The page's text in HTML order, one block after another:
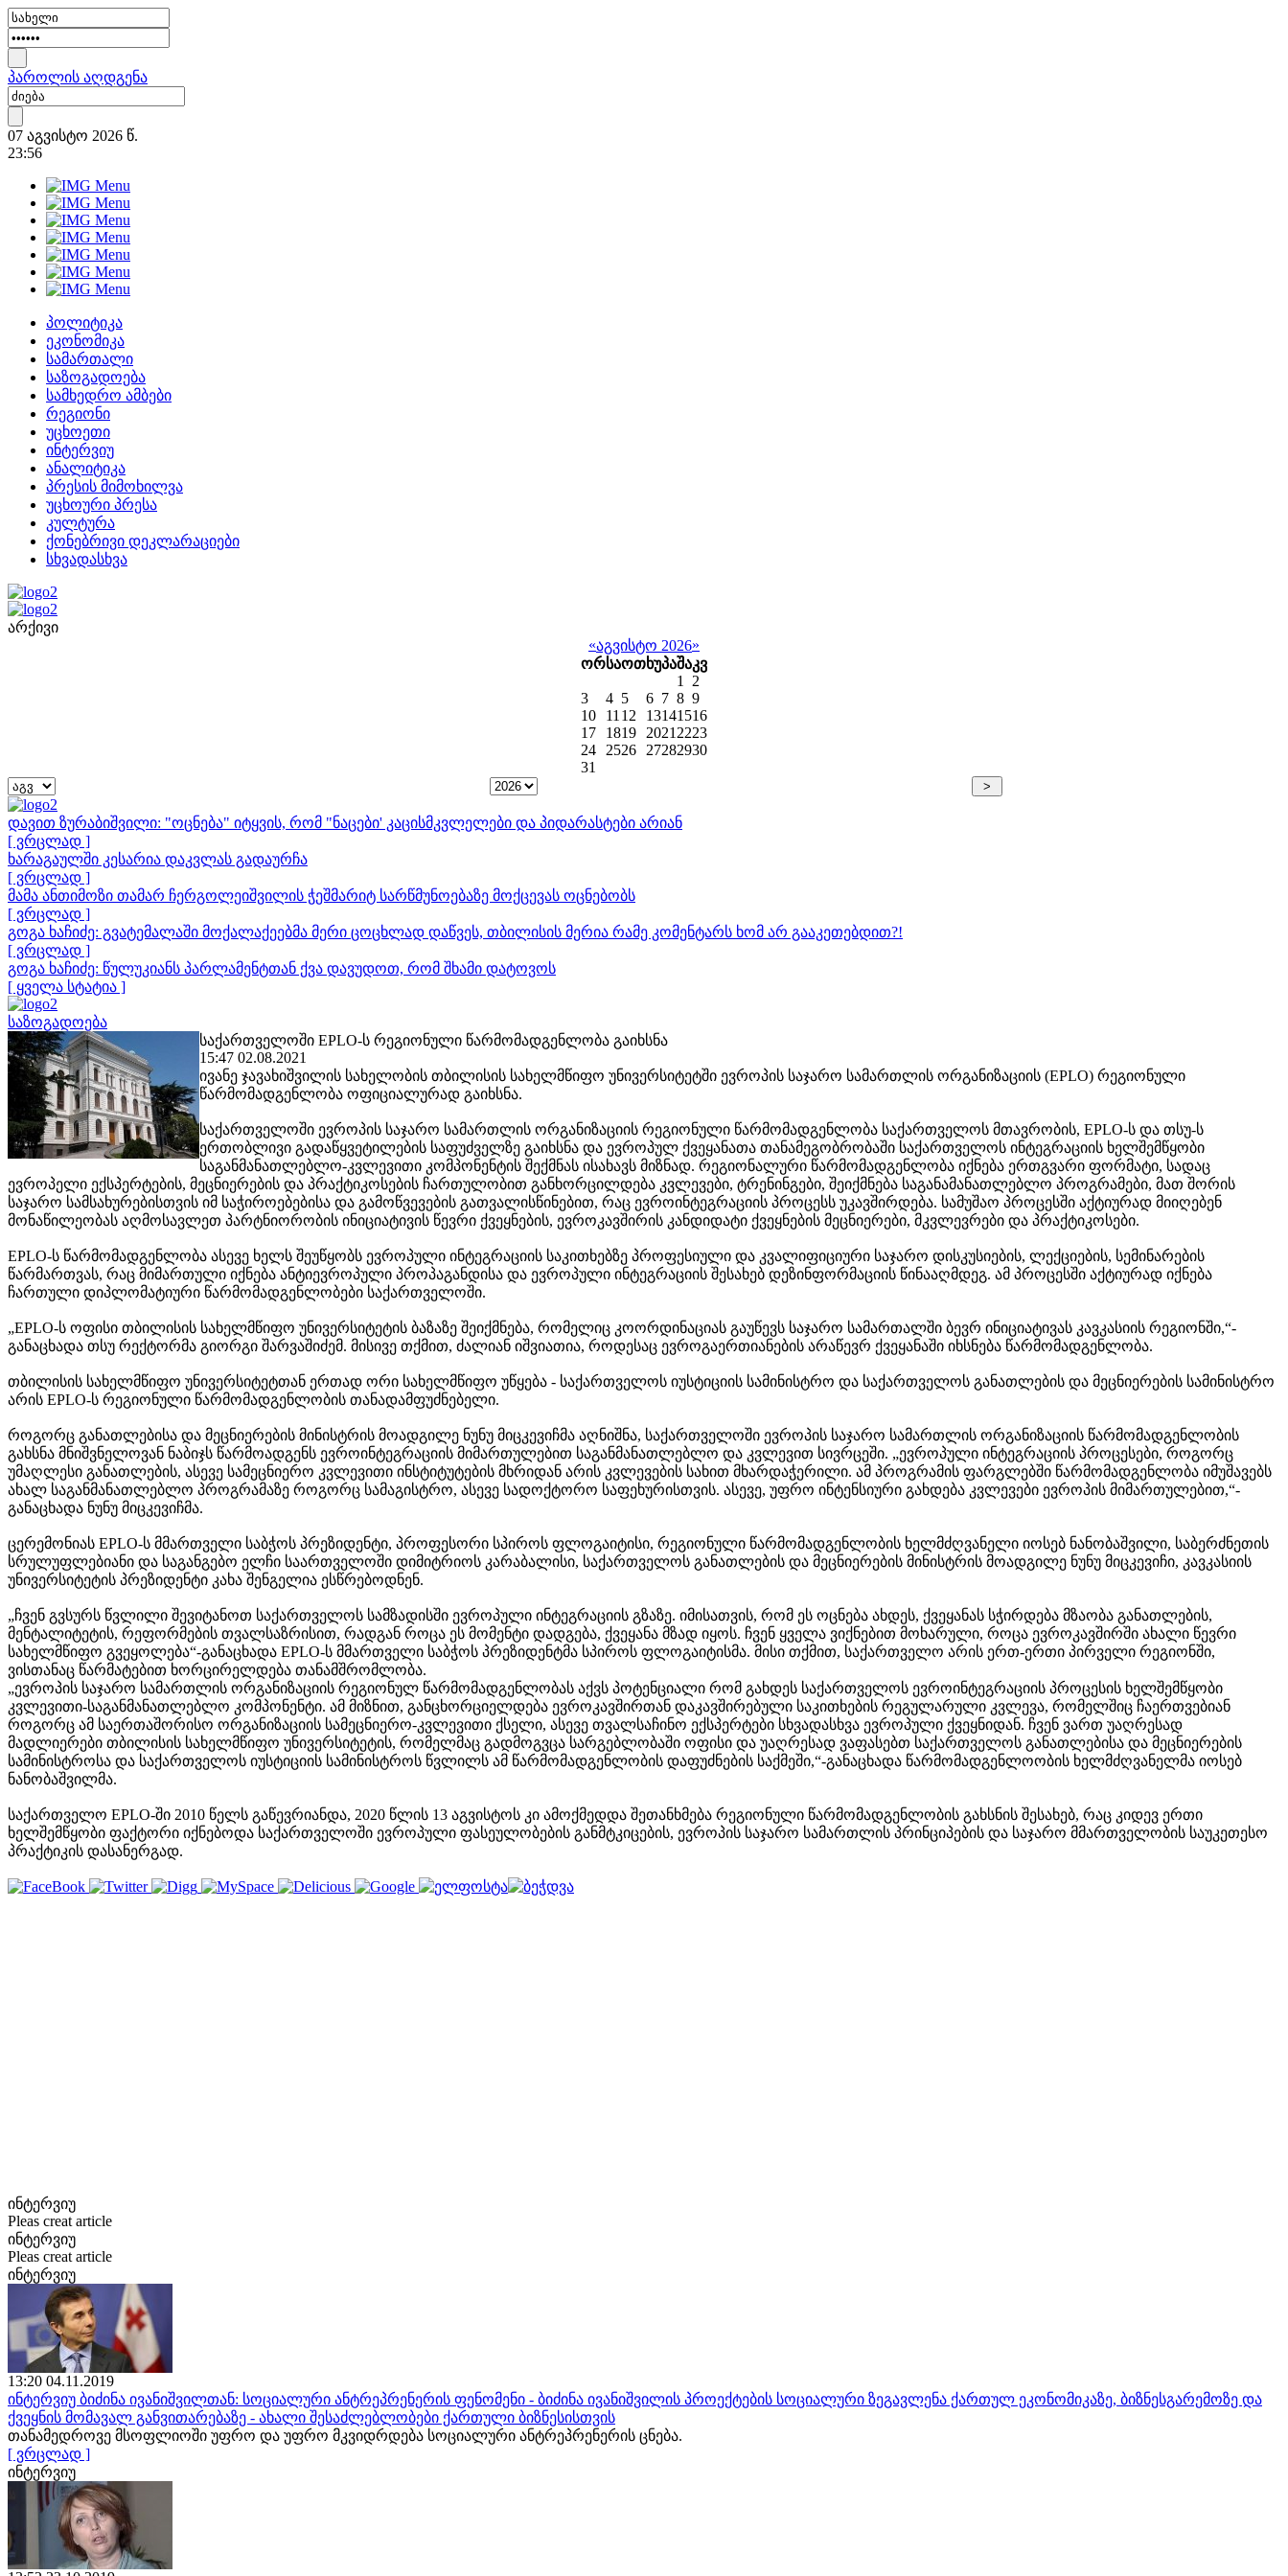
პაროლის აღდგენა
07 აგვისტო 2026 წ.
23:56
პოლიტიკა
ეკონომიკა
სამართალი
საზოგადოება
სამხედრო ამბები
რეგიონი
უცხოეთი
ინტერვიუ
ანალიტიკა
პრესის მიმოხილვა
უცხოური პრესა
კულტურა
ქონებრივი დეკლარაციები
სხვადასხვა
არქივი
«აგვისტო 2026»
ორსაოთხუპაშაკვ
1
2
3
4 5 6 7 8 9
10
11 12 13141516
17
1819 2021 2223
24
2526 27282930
31
დავით ზურაბიშვილი: "ოცნება" იტყვის, რომ "ნაცები' კაცისმკვლელები და პიდარასტები არიან
[ ვრცლად ]
ხარაგაულში კესარია დაკვლას გადაურჩა
[ ვრცლად ]
მამა ანთიმოზი თამარ ჩერგოლეიშვილის ჭეშმარიტ სარწმუნოებაზე მოქცევას ოცნებობს
[ ვრცლად ]
გოგა ხაჩიძე: გვატემალაში მოქალაქეებმა მერი ცოცხლად დაწვეს, თბილისის მერია რამე კომენტარს ხომ არ გააკეთებდით?!
[ ვრცლად ]
გოგა ხაჩიძე: წულუკიანს პარლამენტთან ქვა დავუდოთ, რომ შხამი დატოვოს
[ ყველა სტატია ]
საზოგადოება
საქართველოში EPLO-ს რეგიონული წარმომადგენლობა გაიხსნა
15:47 02.08.2021
ივანე ჯავახიშვილის სახელობის თბილისის სახელმწიფო უნივერსიტეტში ევროპის საჯარო სამართლის ორგანიზაციის (EPLO) რეგიონული
წარმომადგენლობა ოფიციალურად გაიხსნა.
საქართველოში ევროპის საჯარო სამართლის ორგანიზაციის რეგიონული წარმომადგენლობა საქართველოს მთავრობის, EPLO-ს და თსუ-ს
ერთობლივი გადაწყვეტილების საფუძველზე გაიხსნა და ევროპულ ქვეყანათა თანამეგობრობაში საქართველოს ინტეგრაციის ხელშემწყობი
საგანმანათლებლო-კვლევითი კომპონენტის შექმნას ისახავს მიზნად. რეგიონალური წარმომადგენლობა იქნება ერთგვარი ფორმატი, სადაც
ევროპელი ექსპერტების, მეცნიერების და პრაქტიკოსების ჩართულობით განხორცილდება კვლევები, ტრენინგები, შეიქმნება საგანამანათლებლო პროგრამები, მათ შორის
საჯარო სამსახურებისთვის იმ საჭიროებებისა და გამოწვევების გათვალისწინებით, რაც ევროინტეგრაციის პროცესს უკავშირდება. სამუშაო პროცესში აქტიურად მიიღებენ
მონაწილეობას აღმოსავლეთ პარტნიორობის ინიციატივის წევრი ქვეყნების, ევროკავშირის კანდიდატი ქვეყნების მეცნიერები, მკვლევრები და პრაქტიკოსები.
EPLO-ს წარმომადგენლობა ასევე ხელს შეუწყობს ევროპული ინტეგრაციის საკითხებზე პროფესიული და კვალიფიციური საჯარო დისკუსიების, ლექციების, სემინარების
წარმართვას, რაც მიმართული იქნება ანტიევროპული პროპაგანდისა და ევროპული ინტეგრაციის შესახებ დეზინფორმაციის წინააღმდეგ. ამ პროცესში აქტიურად იქნება
ჩართული დიპლომატიური წარმომადგენლობები საქართველოში.
„EPLO-ს ოფისი თბილისის სახელმწიფო უნივერსიტეტის ბაზაზე შეიქმნება, რომელიც კოორდინაციას გაუწევს საჯარო სამართალში ბევრ ინიციატივას კავკასიის რეგიონში,“-
განაცხადა თსუ რექტორმა გიორგი შარვაშიძემ. მისივე თქმით, ძალიან იშვიათია, როდესაც ევროგაერთიანების არაწევრ ქვეყანაში იხსნება წარმომადგენლობა.
თბილისის სახელმწიფო უნივერსიტეტთან ერთად ორი სახელმწიფო უწყება - საქართველოს იუსტიციის სამინისტრო და საქართველოს განათლების და მეცნიერების სამინისტრო
არის EPLO-ს რეგიონული წარმომადგენლობის თანადამფუძნებელი.
როგორც განათლებისა და მეცნიერების მინისტრის მოადგილე ნუნუ მიცკევიჩმა აღნიშნა, საქართველოში ევროპის საჯარო სამართლის ორგანიზაციის წარმომადგენლობის
გახსნა მნიშვნელოვან ნაბიჯს წარმოადგენს ევროინტეგრაციის მიმართულებით საგანმანათლებლო და კვლევით სივრცეში. „ევროპული ინტეგრაციის პროცესები, როგორც
უმაღლესი განათლების, ასევე სამეცნიერო კვლევითი ინსტიტუტების მხრიდან არის კვლევების სახით მხარდაჭერილი. ამ პროგრამის ფარგლებში წარმომადგენლობა იმუშავებს
ახალ საგანმანათლებლო პროგრამაზე როგორც სამაგისტრო, ასევე სადოქტორო საფეხურისთვის. ასევე, უფრო ინტენსიური გახდება კვლევები ევროპის მიმართულებით,“-
განაცხადა ნუნუ მიცკევიჩმა.
ცერემონიას EPLO-ს მმართველი საბჭოს პრეზიდენტი, პროფესორი სპიროს ფლოგაიტისი, რეგიონული წარმომადგენლობის ხელმძღვანელი იოსებ ნანობაშვილი, საბერძნეთის
სრულუფლებიანი და საგანგებო ელჩი საართველოში დიმიტრიოს კარაბალისი, საქართველოს განათლების და მეცნიერების მინისტრის მოადგილე ნუნუ მიცკევიჩი, კავკასიის
უნივერსიტეტის პრეზიდენტი კახა შენგელია ესწრებოდნენ.
„ჩვენ გვსურს წვლილი შევიტანოთ საქართველოს სამზადისში ევროპული ინტეგრაციის გზაზე. იმისათვის, რომ ეს ოცნება ახდეს, ქვეყანას სჭირდება მზაობა განათლების,
მენტალიტეტის, რეფორმების თვალსაზრისით, რადგან როცა ეს მომენტი დადგება, ქვეყანა მზად იყოს. ჩვენ ყველა ვიქნებით მოხარული, როცა ევროკავშირში ახალი წევრი
სახელმწიფო გვეყოლება“-განაცხადა EPLO-ს მმართველი საბჭოს პრეზიდენტმა სპიროს ფლოგაიტისმა. მისი თქმით, საქართველო არის ერთ-ერთი პირველი რეგიონში,
ვისთანაც წარმატებით ხორცირელდება თანამშრომლობა.
„ევროპის საჯარო სამართლის ორგანიზაციის რეგიონულ წარმომადგენლობას აქვს პოტენციალი რომ გახდეს საქართველოს ევროინტეგრაციის პროცესის ხელშემწყობი
კვლევითი-საგანმანათლებლო კომპონენტი. ამ მიზნით, განცხორციელდება ევროკავშირთან დაკავშირებული საკითხების რეგულარული კვლევა, რომელშიც ჩაერთვებიან
როგორც ამ საერთაშორისო ორგანიზაციის სამეცნიერო-კვლევითი ქსელი, ასევე თვალსაჩინო ექსპერტები სხვადასხვა ევროპული ქვეყნიდან. ჩვენ ვართ უაღრესად
მადლიერები თბილისის სახელმწიფო უნივერსიტეტის, რომელმაც გადმოგვცა სარგებლობაში ოფისი და უაღრესად ვაფასებთ საქართველოს განათლებისა და მეცნიერების
სამინისტროსა და საქართველოს იუსტიციის სამინისტროს წვლილს ამ წარმომადგენლობის დაფუძნების საქმეში,“-განაცხადა წარმომადგენლოობის ხელმძღვანელმა იოსებ
ნანობაშვილმა.
საქართველო EPLO-ში 2010 წელს გაწევრიანდა, 2020 წლის 13 აგვისტოს კი ამოქმედდა შეთანხმება რეგიონული წარმომადგენლობის გახსნის შესახებ, რაც კიდევ ერთი
ხელშემწყობი ფაქტორი იქნებოდა საქართველოში ევროპული ფასეულობების განმტკიცების, ევროპის საჯარო სამართლის პრინციპების და საჯარო მმართველობის საუკეთესო
პრაქტიკის დასანერგად.
ინტერვიუ
Pleas creat article
ინტერვიუ
Pleas creat article
ინტერვიუ
13:20 04.11.2019
ინტერვიუ ბიძინა ივანიშვილთან: სოციალური ანტრეპრენერის ფენომენი - ბიძინა ივანიშვილის პროექტების სოციალური ზეგავლენა ქართულ ეკონომიკაზე, ბიზნესგარემოზე და
ქვეყნის მომავალ განვითარებაზე - ახალი შესაძლებლობები ქართული ბიზნესისთვის
თანამედროვე მსოფლიოში უფრო და უფრო მკვიდრდება სოციალური ანტრეპრენერის ცნება.
[ ვრცლად ]
ინტერვიუ